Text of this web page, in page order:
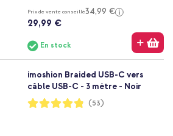
Prix de vente conseillé34,99 €
29,99 €
En stock
imoshion Braided USB-C vers
câble USB-C - 3 mètre - Noir
Notation:
96%
(53)